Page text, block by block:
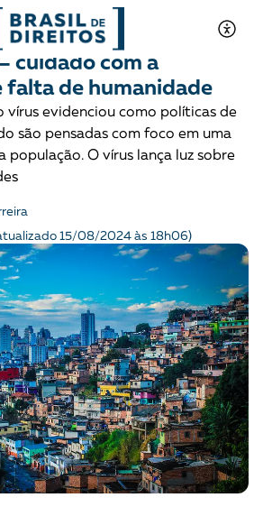
de Direitos
histórias de quem defende
no Brasil. Para continuar,
da sua doação!
cuidado com a
falta de humanidade
vírus evidenciou como políticas de
são pensadas com foco em uma
população. O vírus lança luz sobre
15/08/2024 às 18h06)